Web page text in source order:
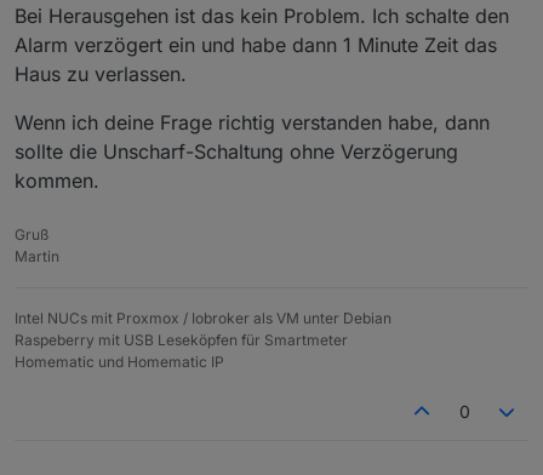
Bei Herausgehen ist das kein Problem. Ich schalte den
Alarm verzögert ein und habe dann 1 Minute Zeit das
Haus zu verlassen.
Wenn ich deine Frage richtig verstanden habe, dann
sollte die Unscharf-Schaltung ohne Verzögerung
kommen.
Gruß
Martin
Intel NUCs mit Proxmox / Iobroker als VM unter Debian
Raspeberry mit USB Leseköpfen für Smartmeter
Homematic und Homematic IP
0